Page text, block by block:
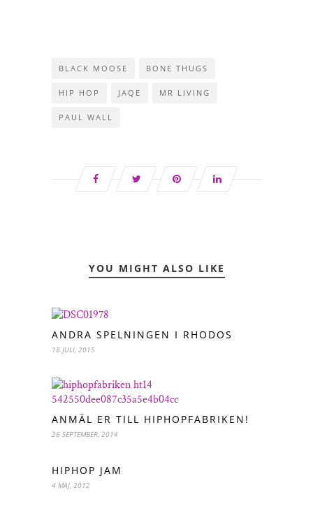
BLACK MOOSE BONE THUGS
HIP HOP JAQE MR LIVING
PAUL WALL
YOU MIGHT ALSO LIKE
ANDRA SPELNINGEN I RHODOS
18 JULI, 2015
ANMÄL ER TILL HIPHOPFABRIKEN!
26 SEPTEMBER, 2014
HIPHOP JAM
4 MAJ, 2012